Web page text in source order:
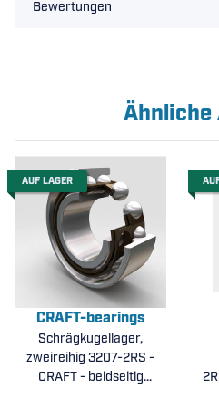
Bewertungen
AUF LAGER
CRAFT-bearings
Schrägkugellager,
zweireihig 3207-2RS -
CRAFT - beidseitig